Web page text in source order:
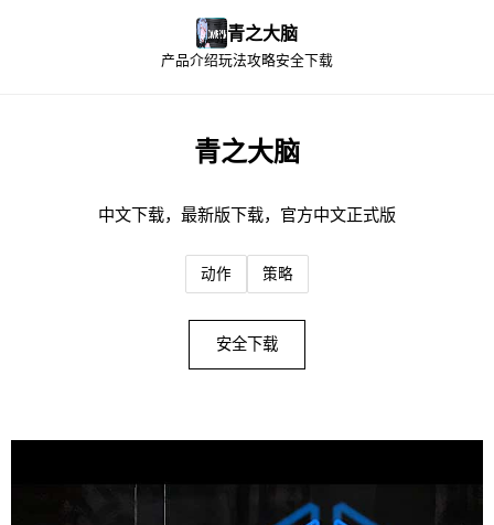
青之大脑
产品介绍玩法攻略安全下载
青之大脑
中文下载，最新版下载，官方中文正式版
动作 策略
安全下载